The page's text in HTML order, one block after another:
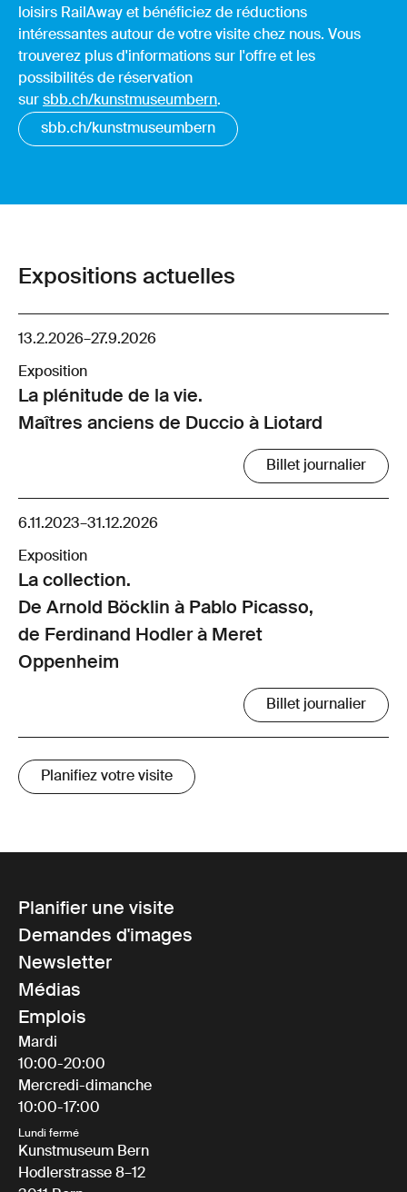
loisirs RailAway et bénéficiez de réductions
intéressantes autour de votre visite chez nous. Vous
trouverez plus d'informations sur l'offre et les
possibilités de réservation
sur sbb.ch/kunstmuseumbern.
sbb.ch/kunstmuseumbern
Expositions actuelles
13.2.2026–27.9.2026
Exposition
La plénitude de la vie.
Maîtres anciens de Duccio à Liotard
Billet journalier
6.11.2023–31.12.2026
Exposition
La collection.
De Arnold Böcklin à Pablo Picasso,
de Ferdinand Hodler à Meret
Oppenheim
Billet journalier
Planifiez votre visite
Planifier une visite
Demandes d'images
Newsletter
Médias
Emplois
Mardi
10:00-20:00
Mercredi-dimanche
10:00-17:00
Lundi fermé
Kunstmuseum Bern
Hodlerstrasse 8–12